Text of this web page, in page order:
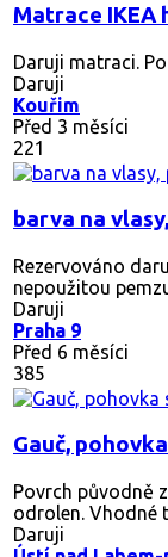
Matrace IKEA
Daruji matraci.
Daruji
Kouřim
Před 3 měsíci
221
barva na
Rezervováno
nepoužitou
Daruji
Praha 9
Před 6 měsíci
385
Gauč,
Povrch původně
odrolen. Vhodné
Daruji